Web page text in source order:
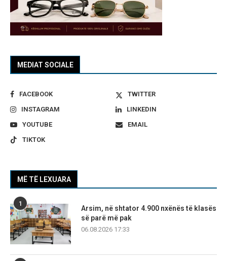
MEDIAT SOCIALE
FACEBOOK
TWITTER
INSTAGRAM
LINKEDIN
YOUTUBE
EMAIL
TIKTOK
MË TË LEXUARA
1
Arsim, në shtator 4.900 nxënës të klasës
së parë më pak
06.08.2026 17:33